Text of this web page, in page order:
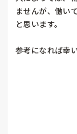
ませんが、働い
と思います。
参考になれば幸い